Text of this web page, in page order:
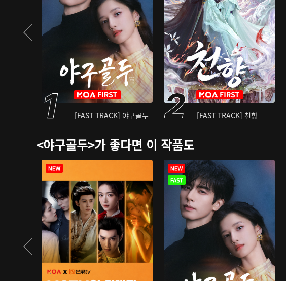
[FAST TRACK] 야구골두 [FAST TRACK] 천향
<야구골두>가 좋다면 이 작품도